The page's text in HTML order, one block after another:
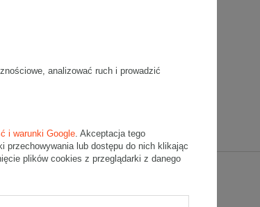
analizować ruch i prowadzić
i warunki Google. Akceptacja tego
przechowywania lub dostępu do nich klikając
plików cookies z przeglądarki z danego